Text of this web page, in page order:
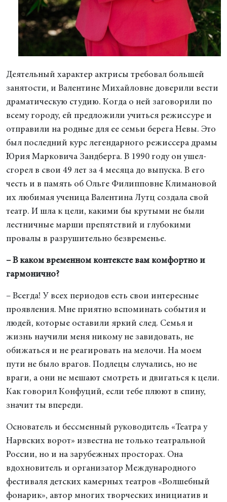
Деятельный характер актрисы требовал большей
занятости, и Валентине Михайловне доверили вести
драматическую студию. Когда о ней заговорили по
всему городу, ей предложили учиться режиссуре и
отправили на родные для ее семьи берега Невы. Это
был последний курс легендарного режиссера драмы
Юрия Марковича Зандберга. В 1990 году он ушел-
сгорел в свои 49 лет за 4 месяца до выпуска. В его
честь и в память об Ольге Филипповне Климановой
их любимая ученица Валентина Лутц создала свой
театр. И шла к цели, какими бы крутыми не были
лестничные марши препятствий и глубокими
провалы в разрушительно безвременье.
– В каком временном контексте вам комфортно и
гармонично?
– Всегда! У всех периодов есть свои интересные
проявления. Мне приятно вспоминать события и
людей, которые оставили яркий след. Семья и
жизнь научили меня никому не завидовать, не
обижаться и не реагировать на мелочи. На моем
пути не было врагов. Подлецы случались, но не
враги, а они не мешают смотреть и двигаться к цели.
Как говорил Конфуций, если тебе плюют в спину,
значит ты впереди.
Основатель и бессменный руководитель «Театра у
Нарвских ворот» известна не только театральной
России, но и на зарубежных просторах. Она
вдохновитель и организатор Международного
фестиваля детских камерных театров «Волшебный
фонарик», автор многих творческих инициатив и